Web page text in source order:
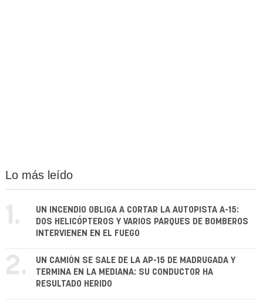
Lo más leído
1.
UN INCENDIO OBLIGA A CORTAR LA AUTOPISTA A-15:
DOS HELICÓPTEROS Y VARIOS PARQUES DE BOMBEROS
INTERVIENEN EN EL FUEGO
2.
UN CAMIÓN SE SALE DE LA AP-15 DE MADRUGADA Y
TERMINA EN LA MEDIANA: SU CONDUCTOR HA
RESULTADO HERIDO